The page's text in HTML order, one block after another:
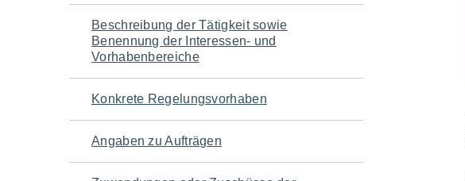
für
den
Seiteninhalt
Beschreibung der Tätigkeit sowie
Benennung der Interessen- und
Vorhabenbereiche
Konkrete Regelungsvorhaben
Angaben zu Aufträgen